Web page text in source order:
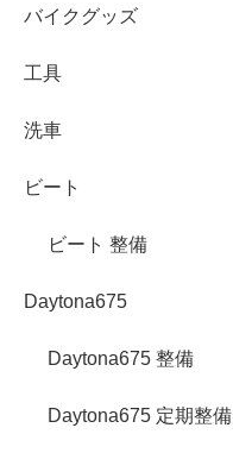
バイクグッズ
工具
洗車
ビート
ビート 整備
Daytona675
Daytona675 整備
Daytona675 定期整備